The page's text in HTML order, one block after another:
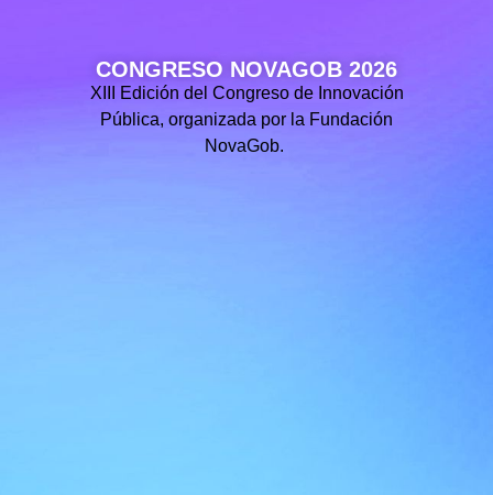
CONGRESO NOVAGOB 2026
XIII Edición del Congreso de Innovación
Pública, organizada por la Fundación
NovaGob.